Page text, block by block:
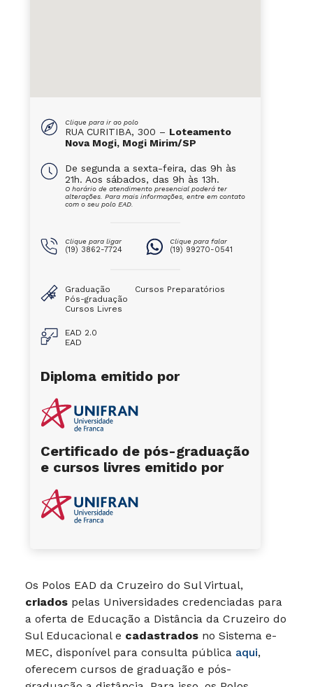
Os Polos EAD da Cruzeiro do Sul Virtual,
criados pelas Universidades credenciadas para
a oferta de Educação a Distância da Cruzeiro do
Sul Educacional e cadastrados no Sistema e-
MEC, disponível para consulta pública aqui,
oferecem cursos de graduação e pós-
Clique para ir ao polo
RUA CURITIBA, 300 – Loteamento
Nova Mogi, Mogi Mirim/SP
De segunda a sexta-feira, das 9h às
21h. Aos sábados, das 9h às 13h.
O horário de atendimento presencial poderá ter
alterações. Para mais informações, entre em contato
com o seu polo EAD.
Clique para ligar
(19) 3862-7724
Clique para falar
(19) 99270-0541
Graduação
Pós-graduação
Cursos Livres
Cursos Preparatórios
EAD 2.0
EAD
Diploma emitido por
Certificado de pós-graduação
e cursos livres emitido por